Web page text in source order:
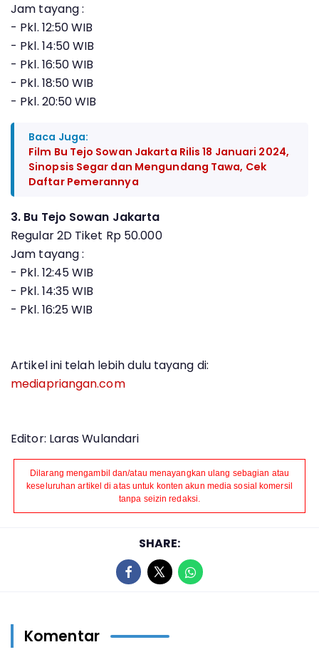
Jam tayang :
- Pkl. 12:50 WIB
- Pkl. 14:50 WIB
- Pkl. 16:50 WIB
- Pkl. 18:50 WIB
- Pkl. 20:50 WIB
Baca Juga:
Film Bu Tejo Sowan Jakarta Rilis 18 Januari 2024,
Sinopsis Segar dan Mengundang Tawa, Cek
Daftar Pemerannya
3. Bu Tejo Sowan Jakarta
Regular 2D Tiket Rp 50.000
Jam tayang :
- Pkl. 12:45 WIB
- Pkl. 14:35 WIB
- Pkl. 16:25 WIB
Artikel ini telah lebih dulu tayang di:
mediapriangan.com
Editor: Laras Wulandari
Dilarang mengambil dan/atau menayangkan ulang sebagian atau
keseluruhan artikel di atas untuk konten akun media sosial komersil
tanpa seizin redaksi.
SHARE:
Komentar